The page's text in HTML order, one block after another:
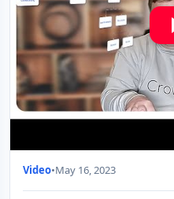
Video•May 16, 2023